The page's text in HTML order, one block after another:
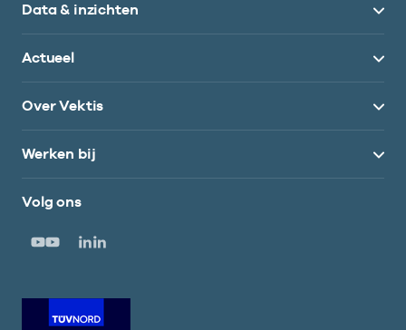
Data & inzichten
Actueel
Over Vektis
Werken bij
Volg ons